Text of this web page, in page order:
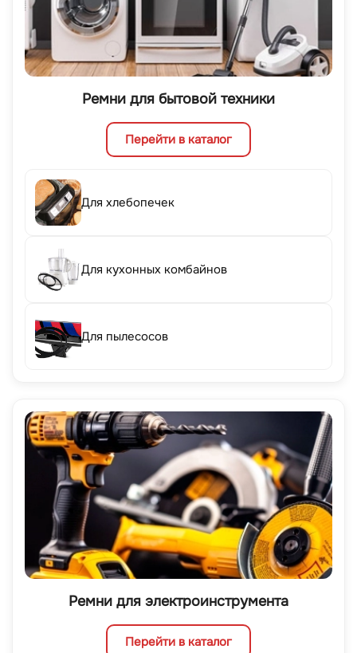
Ремни для бытовой техники
Перейти в каталог
Для хлебопечек
Для кухонных комбайнов
Для пылесосов
Ремни для электроинструмента
Перейти в каталог